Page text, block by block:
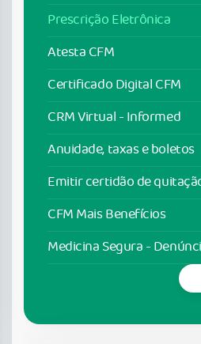
Prescrição Eletrônica
Atesta CFM
Certificado Digital CFM
CRM Virtual - Informed
Anuidade, taxas e boletos
Emitir certidão de
CFM Mais Benefícios
Medicina Segura -